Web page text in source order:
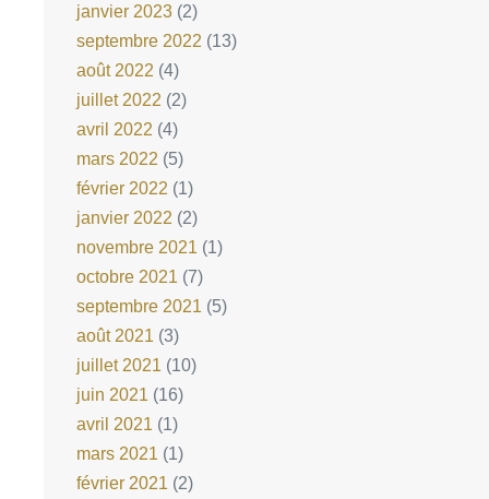
janvier 2023 (2)
septembre 2022 (13)
août 2022 (4)
juillet 2022 (2)
avril 2022 (4)
mars 2022 (5)
février 2022 (1)
janvier 2022 (2)
novembre 2021 (1)
octobre 2021 (7)
septembre 2021 (5)
août 2021 (3)
juillet 2021 (10)
juin 2021 (16)
avril 2021 (1)
mars 2021 (1)
février 2021 (2)